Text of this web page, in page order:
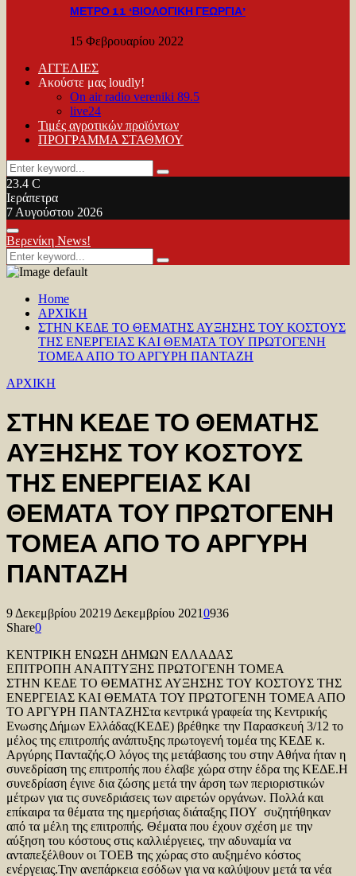
ΜΕΤΡΟ 11 ‘ΒΙΟΛΟΓΙΚΗ ΓΕΩΡΓΙΑ’
15 Φεβρουαρίου 2022
ΑΓΓΕΛΙΕΣ
Ακούστε μας loudly!
On air radio vereniki 89.5
live24
Τιμές αγροτικών προϊόντων
ΠΡΟΓΡΑΜΜΑ ΣΤΑΘΜΟΥ
Search
for:
Search
23.4 C
Ιεράπετρα
7 Αυγούστου 2026
Facebook
Twitter
Youtube
Primary
Menu
Βερενίκη News!
Search
for:
Search
Home
ΑΡΧΙΚΗ
ΣΤΗΝ ΚΕΔΕ ΤΟ ΘΕΜΑΤΗΣ ΑΥΞΗΣΗΣ ΤΟΥ ΚΟΣΤΟΥΣ
ΤΗΣ ΕΝΕΡΓΕΙΑΣ ΚΑΙ ΘΕΜΑΤΑ ΤΟΥ ΠΡΩΤΟΓΕΝΗ
ΤΟΜΕΑ ΑΠΟ ΤΟ ΑΡΓΥΡΗ ΠΑΝΤΑΖΗ
ΑΡΧΙΚΗ
ΣΤΗΝ ΚΕΔΕ ΤΟ ΘΕΜΑΤΗΣ
ΑΥΞΗΣΗΣ ΤΟΥ ΚΟΣΤΟΥΣ
ΤΗΣ ΕΝΕΡΓΕΙΑΣ ΚΑΙ
ΘΕΜΑΤΑ ΤΟΥ ΠΡΩΤΟΓΕΝΗ
ΤΟΜΕΑ ΑΠΟ ΤΟ ΑΡΓΥΡΗ
ΠΑΝΤΑΖΗ
9 Δεκεμβρίου 20219 Δεκεμβρίου 20210936
Share0
ΚΕΝΤΡΙΚΗ ΕΝΩΣΗ ΔΗΜΩΝ ΕΛΛΑΔΑΣ
ΕΠΙΤΡΟΠΗ ΑΝΑΠΤΥΞΗΣ ΠΡΩΤΟΓΕΝΗ ΤΟΜΕΑ
ΣΤΗΝ ΚΕΔΕ ΤΟ ΘΕΜΑΤΗΣ ΑΥΞΗΣΗΣ ΤΟΥ ΚΟΣΤΟΥΣ ΤΗΣ
ΕΝΕΡΓΕΙΑΣ ΚΑΙ ΘΕΜΑΤΑ ΤΟΥ ΠΡΩΤΟΓΕΝΗ ΤΟΜΕΑ ΑΠΟ
ΤΟ ΑΡΓΥΡΗ ΠΑΝΤΑΖΗΣτα κεντρικά γραφεία της Κεντρικής
Ενωσης Δήμων Ελλάδας(ΚΕΔΕ) βρέθηκε την Παρασκευή 3/12 το
μέλος της επιτροπής ανάπτυξης πρωτογενή τομέα της ΚΕΔΕ κ.
Αργύρης Πανταζής.Ο λόγος της μετάβασης του στην Αθήνα ήταν η
συνεδρίαση της επιτροπής που έλαβε χώρα στην έδρα της ΚΕΔΕ.Η
συνεδρίαση έγινε δια ζώσης μετά την άρση των περιοριστικών
μέτρων για τις συνεδριάσεις των αιρετών οργάνων. Πολλά και
επίκαιρα τα θέματα της ημερήσιας διάταξης ΠΟΥ συζητήθηκαν
από τα μέλη της επιτροπής. Θέματα που έχουν σχέση με την
αύξηση του κόστους στις καλλιέργειες, την αδυναμία να
ανταπεξέλθουν οι ΤΟΕΒ της χώρας στο αυξημένο κόστος
ενέργειας.Την ανεπάρκεια εσόδων για να καλύψουν μετά τα νέα